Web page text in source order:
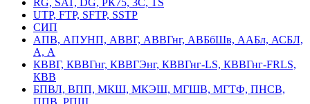
RG, SAT, DG, РК75, 3С, TS
UTP, FTP, SFTP, SSTP
СИП
АПВ, АПУНП, АВВГ, АВВГнг, АВБбШв, ААБл, АСБЛ,
А, А
КВВГ, КВВГнг, КВВГЭнг, КВВГнг-LS, КВВГнг-FRLS,
КВВ
БПВЛ, ВПП, МКШ, МКЭШ, МГШВ, МГТФ, ПНСВ,
ППВ, РПШ,